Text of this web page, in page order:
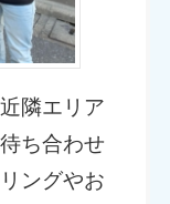
隣エリア
ち合わせ
ングやお